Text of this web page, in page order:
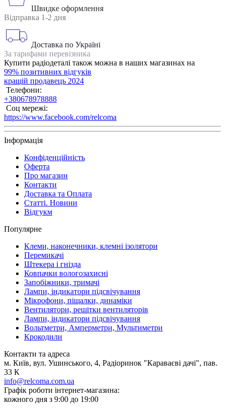
Швидке оформлення
Відправка 1-2 дня
Доставка по Україні
За тарифами перевізника
Купити радіодеталі також можна в наших магазинах на
99% позитивних відгуків
кращій продавець 2024
Телефони:
+380678978888
Соц мережі:
https://www.facebook.com/relcoma
Інформація
Конфіденційність
Оферта
Про магазин
Контакти
Доставка та Оплата
Статті. Новини
Відгукм
Популярне
Клеми, наконечники, клемні ізолятори
Перемикачі
Штекера і гнізда
Ковпачки вологозахисні
Запобіжники, тримачі
Лампи, індикатори підсвічування
Мікрофони, піщалки, динаміки
Вентилятори, решітки вентиляторів
Лампи, індикатори підсвічування
Вольтметри, Амперметри, Мультиметри
Крокодили
Контакти та адреса
м. Київ, вул. Ушинського, 4, Радіоринок "Караваєві дачі", пав.
33 К
info@relcoma.com.ua
Графік роботи інтернет-магазина:
кожного дня з 9:00 до 19:00